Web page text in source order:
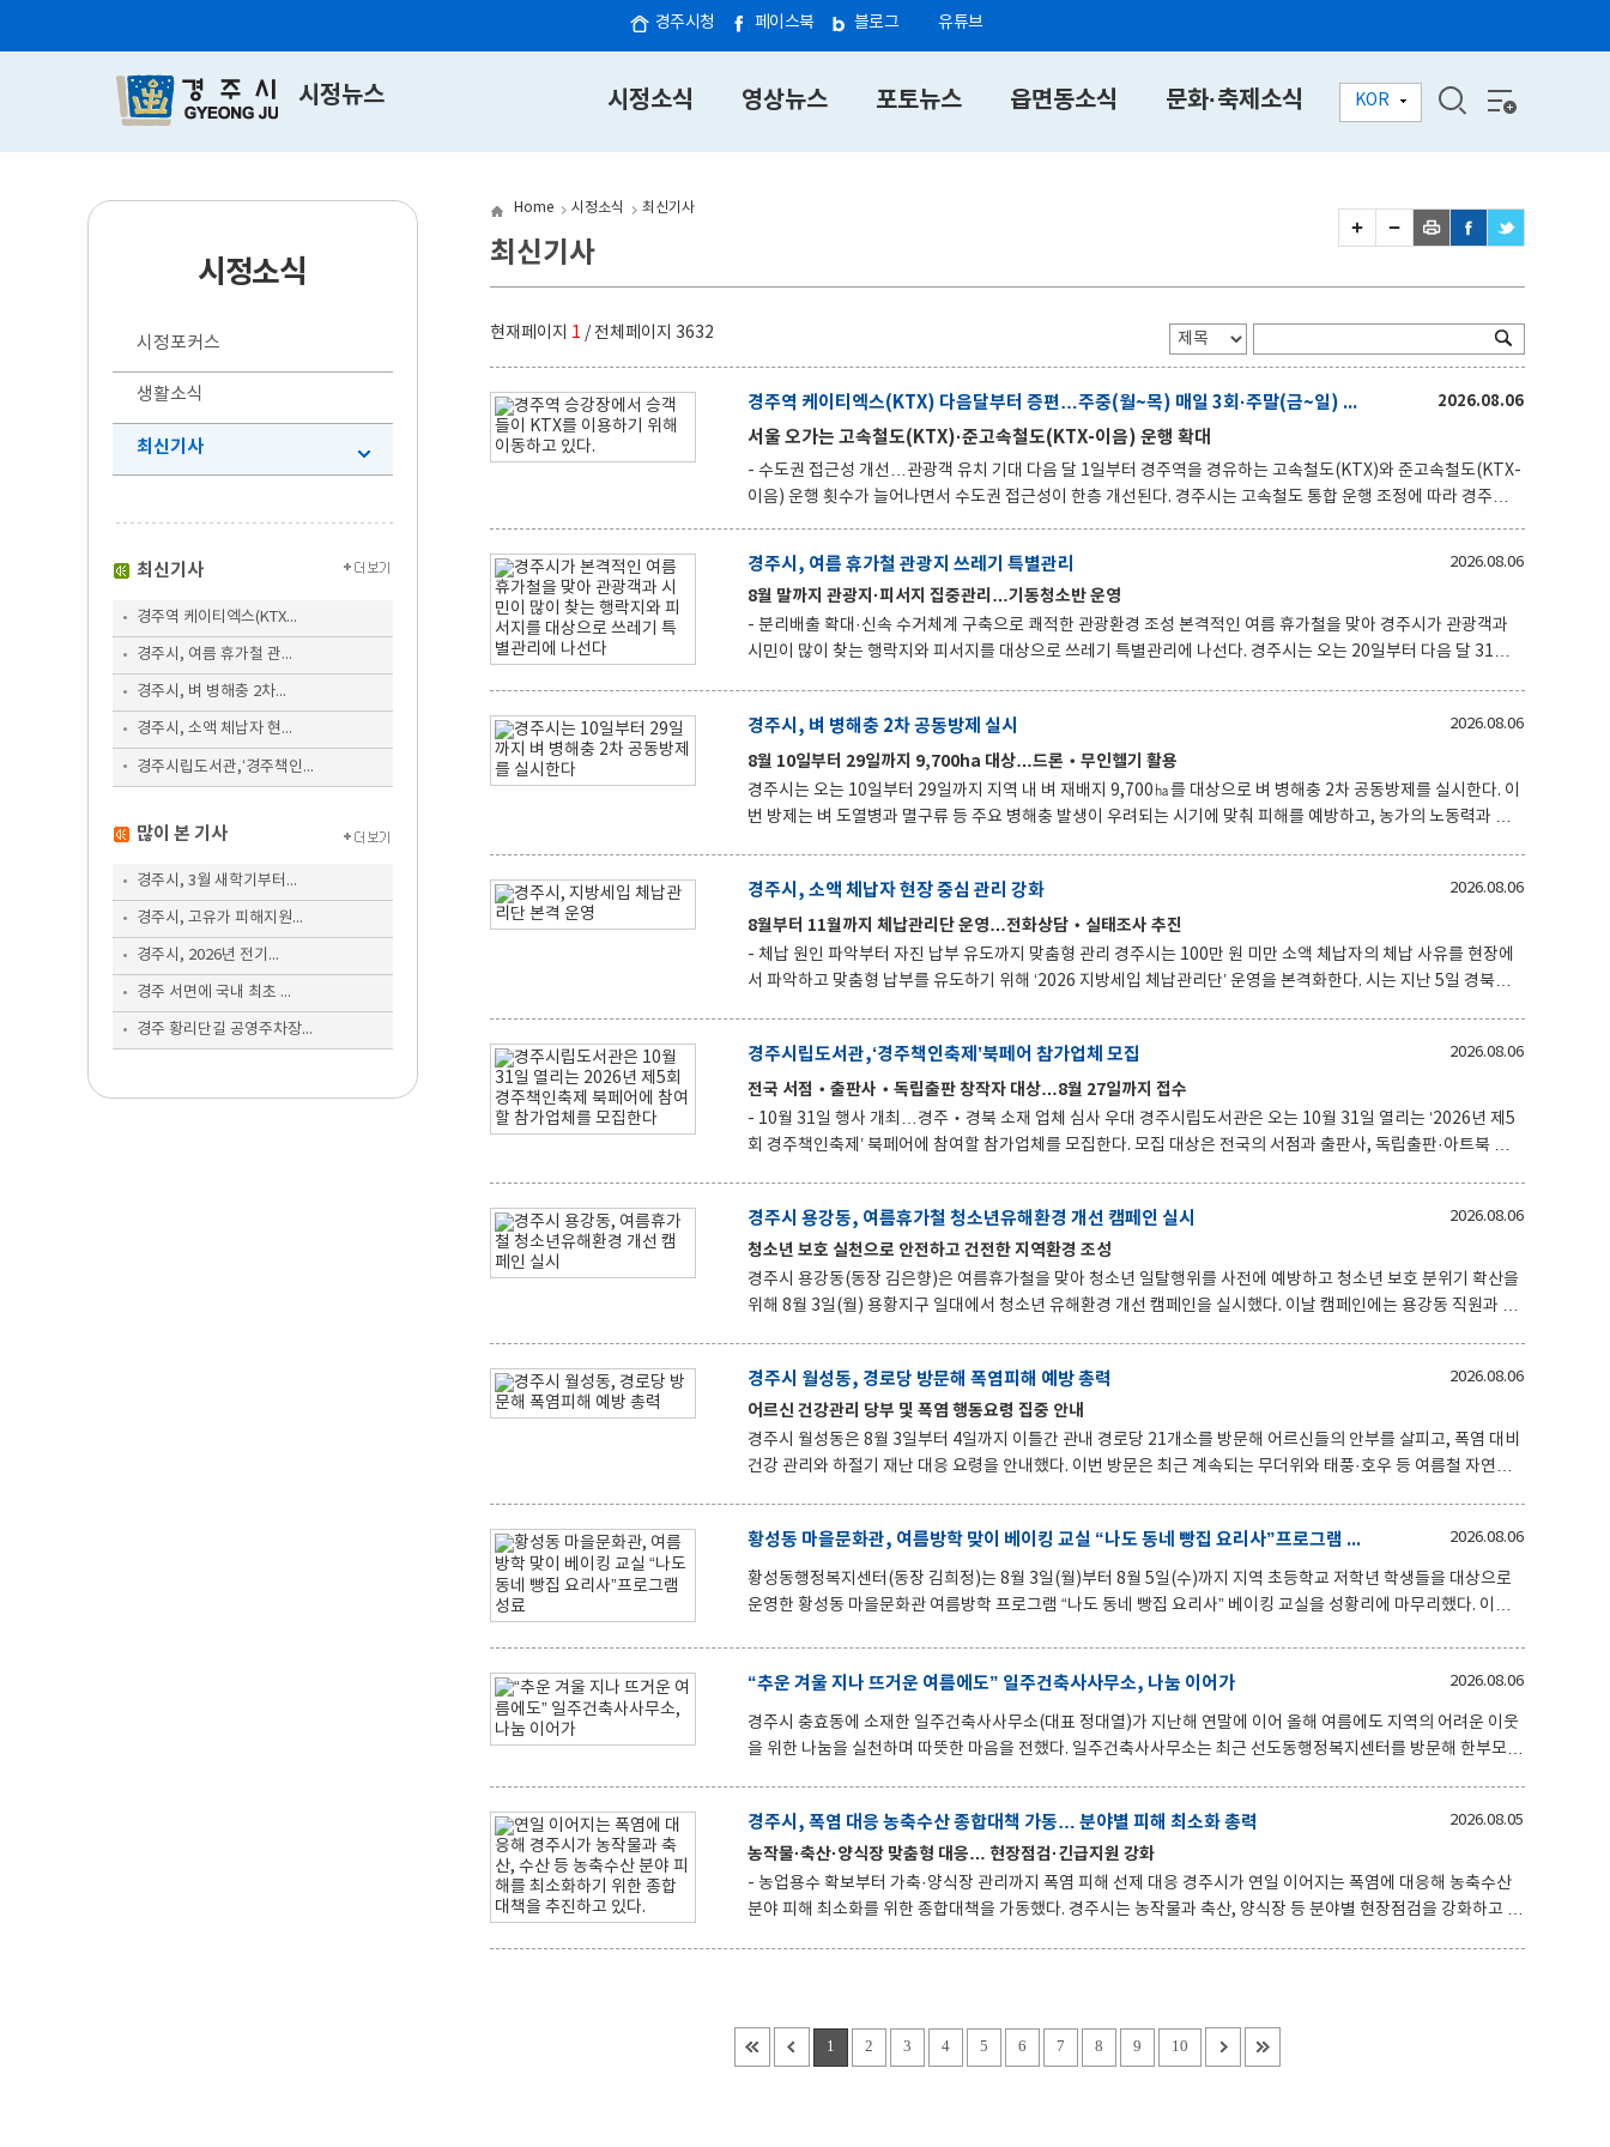
경주시청 페이스북 블로그 유튜브
시정뉴스 시정소식 영상뉴스 포토뉴스 읍면동소식 문화·축제소식 KOR
시정소식
시정포커스
생활소식
최신기사
최신기사
경주역 케이티엑스(KTX...
경주시, 여름 휴가철 관...
경주시, 벼 병해충 2차...
경주시, 소액 체납자 현...
경주시립도서관,‘경주책인...
많이 본 기사
경주시, 3월 새학기부터...
경주시, 고유가 피해지원...
경주시, 2026년 전기...
경주 서면에 국내 최초 ...
경주 황리단길 공영주차장...
Home 시정소식 최신기사
최신기사
현재페이지 1 / 전체페이지 3632
경주역 케이티엑스(KTX) 다음달부터 증편…주중(월~목) 매일 3회·주말(금~일) 매일 5회 늘어난다 2026.08.06
서울 오가는 고속철도(KTX)·준고속철도(KTX-이음) 운행 확대
- 수도권 접근성 개선…관광객 유치 기대 다음 달 1일부터 경주역을 경유하는 고속철도(KTX)와 준고속철도(KTX-
이음) 운행 횟수가 늘어나면서 수도권 접근성이 한층 개선된다. 경주시는 고속철도 통합 운행 조정에 따라 경주역을
72회·준고속 22회), 주말 111회(고속 87회·준고속 24회) 운행되고 있다. 이번 조정으로 경부선 서울~부산 고속철
도(KTX)는 주중(월~목) 매일 하행 1회, 주말(금~일) 매일 상행 2회와 하행 1회 등 총 3회가 추가 운행된다. 중앙선
서울
경주시, 여름 휴가철 관광지 쓰레기 특별관리 2026.08.06
8월 말까지 관광지·피서지 집중관리…기동청소반 운영
- 분리배출 확대·신속 수거체계 구축으로 쾌적한 관광환경 조성 본격적인 여름 휴가철을 맞아 경주시가 관광객과
시민이 많이 찾는 행락지와 피서지를 대상으로 쓰레기 특별관리에 나선다. 경주시는 오는 20일부터 다음 달 31일
부터 수거·운반·처리까지 전 과정을 체계적으로 관리해 시민 불편을 줄이고 깨끗한 도시환경을 조성하는 데 중점을
뒀다. 시는 관광객이 집중되는 출입구와 인파 밀집지역을 중심으로 분리배출 용기와 음식물쓰레기 수거용기를 설
치하고, 올바른 쓰레기 배출문화 정착을 위한 홍보
경주시, 벼 병해충 2차 공동방제 실시 2026.08.06
8월 10일부터 29일까지 9,700ha 대상…드론‧무인헬기 활용
경주시는 오는 10일부터 29일까지 지역 내 벼 재배지 9,700㏊를 대상으로 벼 병해충 2차 공동방제를 실시한다. 이
번 방제는 벼 도열병과 멸구류 등 주요 병해충 발생이 우려되는 시기에 맞춰 피해를 예방하고, 농가의 노동력과 방
계획이다. 앞서 경주시는 지난 7월 20일부터 8월 1일까지 드론 123대, 무인헬기 20대, 광역방제기 1대 등 총 144
대의 장비를 투입해 벼 재배지 9,711㏊에 대한 1차 공동방제를 마쳤다. 시는 올해 1‧2차 공동방제에 총 38억 원
을 투입해 벼 병해충
경주시, 소액 체납자 현장 중심 관리 강화 2026.08.06
8월부터 11월까지 체납관리단 운영…전화상담‧실태조사 추진
- 체납 원인 파악부터 자진 납부 유도까지 맞춤형 관리 경주시는 100만 원 미만 소액 체납자의 체납 사유를 현장에
서 파악하고 맞춤형 납부를 유도하기 위해 ‘2026 지방세입 체납관리단’ 운영을 본격화한다. 시는 지난 5일 경북도
하고 상황에 맞는 납부 안내를 통해 자진 납부를 유도한다. 또한 체납자동차 번호판 영치 활동을 병행해 지방세와
세외수입 징수의 실효성을 높이고 성실 납세 분위기 조성에 나설 계획이다. 경주시 관계자는 “현장 중심의 체납 관
리를 통해 납세 형평성을 높이고 건전한
경주시립도서관,‘경주책인축제’북페어 참가업체 모집 2026.08.06
전국 서점‧출판사‧독립출판 창작자 대상…8월 27일까지 접수
- 10월 31일 행사 개최…경주‧경북 소재 업체 심사 우대 경주시립도서관은 오는 10월 31일 열리는 ‘2026년 제5
회 경주책인축제’ 북페어에 참여할 참가업체를 모집한다. 모집 대상은 전국의 서점과 출판사, 독립출판·아트북 창
직접 큐레이션한 도서 가운데 일부는 경주시립도서관 장서로 구입할 예정이다. 참가 신청은 전자우편으로 접수하
며, 최종 선정 결과는 9월 2일 발표한다. 신청 방법과 제출 서류 등 자세한 사항은 경주시립도서관 홈페이지와 사회
관계망서비스(SNS)에서 확
경주시 용강동, 여름휴가철 청소년유해환경 개선 캠페인 실시 2026.08.06
청소년 보호 실천으로 안전하고 건전한 지역환경 조성
경주시 용강동(동장 김은향)은 여름휴가철을 맞아 청소년 일탈행위를 사전에 예방하고 청소년 보호 분위기 확산을
위해 8월 3일(월) 용황지구 일대에서 청소년 유해환경 개선 캠페인을 실시했다. 이날 캠페인에는 용강동 직원과 청
오후 10시 이후 청소년 출입 금지 사항을 적극 홍보했다. 이번 캠페인은 여름휴가철을 맞아 청소년이 유해환경에
노출될 가능성이 높아지는 시기에 선제적으로 대응하고, 청소년이 안전하게 생활할 수 있는 건전한 지역 환경을 조
성하기 위해 마련됐다. 또한 청소년 유해환경 문제에 대한
경주시 월성동, 경로당 방문해 폭염피해 예방 총력 2026.08.06
어르신 건강관리 당부 및 폭염 행동요령 집중 안내
경주시 월성동은 8월 3일부터 4일까지 이틀간 관내 경로당 21개소를 방문해 어르신들의 안부를 살피고, 폭염 대비
건강 관리와 하절기 재난 대응 요령을 안내했다. 이번 방문은 최근 계속되는 무더위와 태풍·호우 등 여름철 자연재
제, 충분한 수분 섭취, 건강 이상 징후 발생 시 신속한 대처 등 폭염 대응 수칙을 설명하고 각별한 주의를 당부했다.
또한 혹서기 위기가구가 발생하지 않도록 어려운 이웃에 대한 적극적인 관심을 강조했다. 최병조 월성동장은 “연일
이어지는 무더위 속에서 어르신들의 건강과
황성동 마을문화관, 여름방학 맞이 베이킹 교실 “나도 동네 빵집 요리사”프로그램 성료 2026.08.06
황성동행정복지센터(동장 김희정)는 8월 3일(월)부터 8월 5일(수)까지 지역 초등학교 저학년 학생들을 대상으로
운영한 황성동 마을문화관 여름방학 프로그램 “나도 동네 빵집 요리사” 베이킹 교실을 성황리에 마무리했다. 이번
브라우니·샌드위치 ▲바다도넛·컵케이크 등 다양한 디저트와 음식을 직접 만들어보는 활동으로 진행되었으며, 손
끝으로 재료를 만지고 꾸미는 과정을 통해 어린이들이 창작의 즐거움과 성취감을 느낄 수 있는 시간이 되었다. 프로
그램에 참여한 한 학부모는 “아이들이 평소 직접 해보기
“추운 겨울 지나 뜨거운 여름에도” 일주건축사사무소, 나눔 이어가 2026.08.06
경주시 충효동에 소재한 일주건축사사무소(대표 정대열)가 지난해 연말에 이어 올해 여름에도 지역의 어려운 이웃
을 위한 나눔을 실천하며 따뜻한 마음을 전했다. 일주건축사사무소는 최근 선도동행정복지센터를 방문해 한부모가
름에도 다시 한번 성금을 기탁하며 계절이 바뀌어도 변함없는 이웃사랑을 실천했다. 특히 이번 성금은 한부모가정
등 경제적 어려움을 겪고 있는 취약계층의 생활에 조금이나마 보탬이 되기를 바라는 마음을 담아 마련됐다. 정대열
대표는 “큰 금액은 아니지만 도움이 필요한 이웃들에게
경주시, 폭염 대응 농축수산 종합대책 가동… 분야별 피해 최소화 총력 2026.08.05
농작물·축산·양식장 맞춤형 대응… 현장점검·긴급지원 강화
- 농업용수 확보부터 가축·양식장 관리까지 폭염 피해 선제 대응 경주시가 연일 이어지는 폭염에 대응해 농축수산
분야 피해 최소화를 위한 종합대책을 가동했다. 경주시는 농작물과 축산, 양식장 등 분야별 현장점검을 강화하고 시
하고, 양봉·사슴·염소 사육농가에도 지원을 확
1 2 3 4 5 6 7 8 9 10